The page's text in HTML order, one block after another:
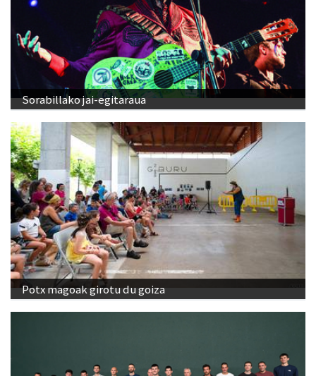
Sorabillako jai-egitaraua
Potx magoak girotu du goiza